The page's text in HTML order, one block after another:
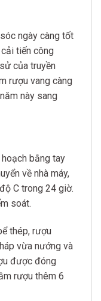
ngày càng tốt
tiến công
của truyền
rượu vang càng
này sang
bằng tay
về nhà máy,
C trong 24 giờ.
soát.
thép, rượu
vừa nướng và
được đóng
rượu thêm 6